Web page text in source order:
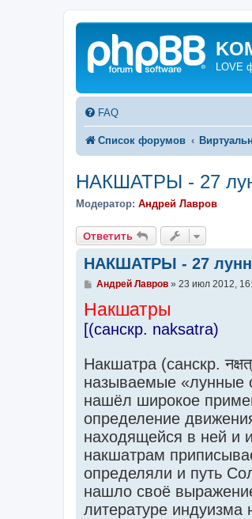
LOVE
FAQ
Список форумов
НАКШАТРЫ - 27
Модератор: Андрей Лавров
Ответить
НАКШАТРЫ - 27
С
о
б
щ
е
и
е
Андрей Лавров» 23 июл 2012,
Накшатры
[(санскр. naksatra)
Накшатра (санскр.
называемые «лунные
нашёл широкое
определение
находящейся в ней и
накшатрам
определяли и путь
нашло своё
литературе